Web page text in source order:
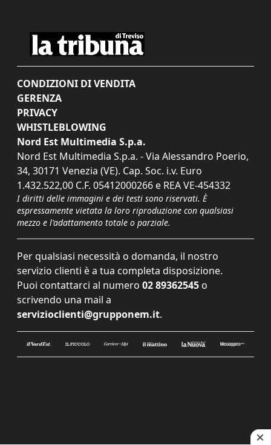
CONDIZIONI DI VENDITA
GERENZA
PRIVACY
WHISTLEBLOWING
Nord Est Multimedia S.p.a.
Nord Est Multimedia S.p.a. - Via Alessandro Poerio,
34, 30171 Venezia (VE). Cap. Soc. i.v. Euro
1.432.522,00 C.F. 05412000266 e REA VE-454332
I diritti delle immagini e dei testi sono riservati. È
espressamente vietata la loro riproduzione con qualsiasi
mezzo e l'adattamento totale o parziale.
Per qualsiasi necessità o domanda, il nostro
servizio clienti è a tua completa disposizione.
Puoi contattarci al numero 02 89362545 o
scrivendo una mail a
servizioclienti@grupponem.it.